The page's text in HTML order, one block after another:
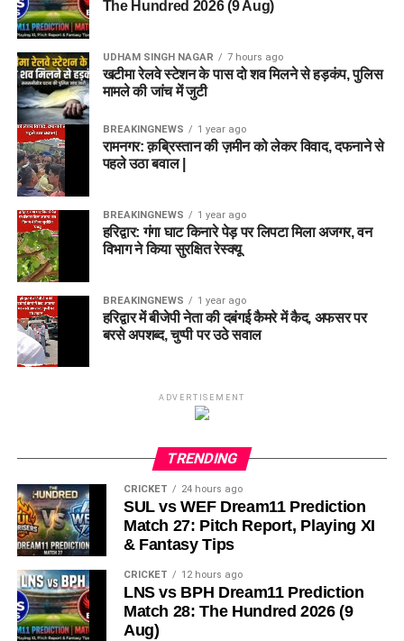
The Hundred 2026 (9 Aug)
UDHAM SINGH NAGAR 7 hours ago
खटीमा रेलवे स्टेशन के पास दो शव मिलने से हड़कंप, पुलिस
मामले की जांच में जुटी
BREAKINGNEWS 1 year ago
रामनगर: क़ब्रिस्तान की ज़मीन को लेकर विवाद, दफनाने से
पहले उठा बवाल |
BREAKINGNEWS 1 year ago
हरिद्वार: गंगा घाट किनारे पेड़ पर लिपटा मिला अजगर, वन
विभाग ने किया सुरक्षित रेस्क्यू
BREAKINGNEWS 1 year ago
हरिद्वार में बीजेपी नेता की दबंगई कैमरे में कैद, अफसर पर
बरसे अपशब्द, चुप्पी पर उठे सवाल
ADVERTISEMENT
TRENDING
CRICKET 24 hours ago
SUL vs WEF Dream11 Prediction
Match 27: Pitch Report, Playing XI
& Fantasy Tips
CRICKET 12 hours ago
LNS vs BPH Dream11 Prediction
Match 28: The Hundred 2026 (9
Aug)